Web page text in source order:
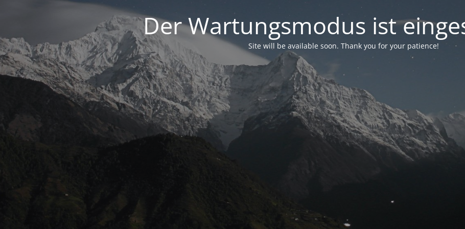
Der Wartungsmodus ist
Site will be available soon. Thank you for your patience!